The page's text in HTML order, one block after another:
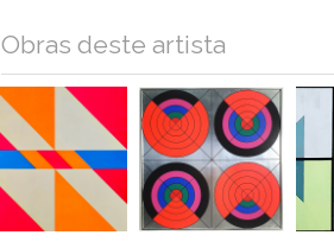
Obras deste artista